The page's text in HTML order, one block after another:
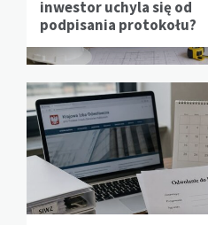
inwestor uchyla się od
podpisania protokołu?